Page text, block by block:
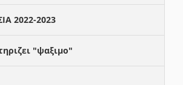
2022-2023
"ψαξιμο"